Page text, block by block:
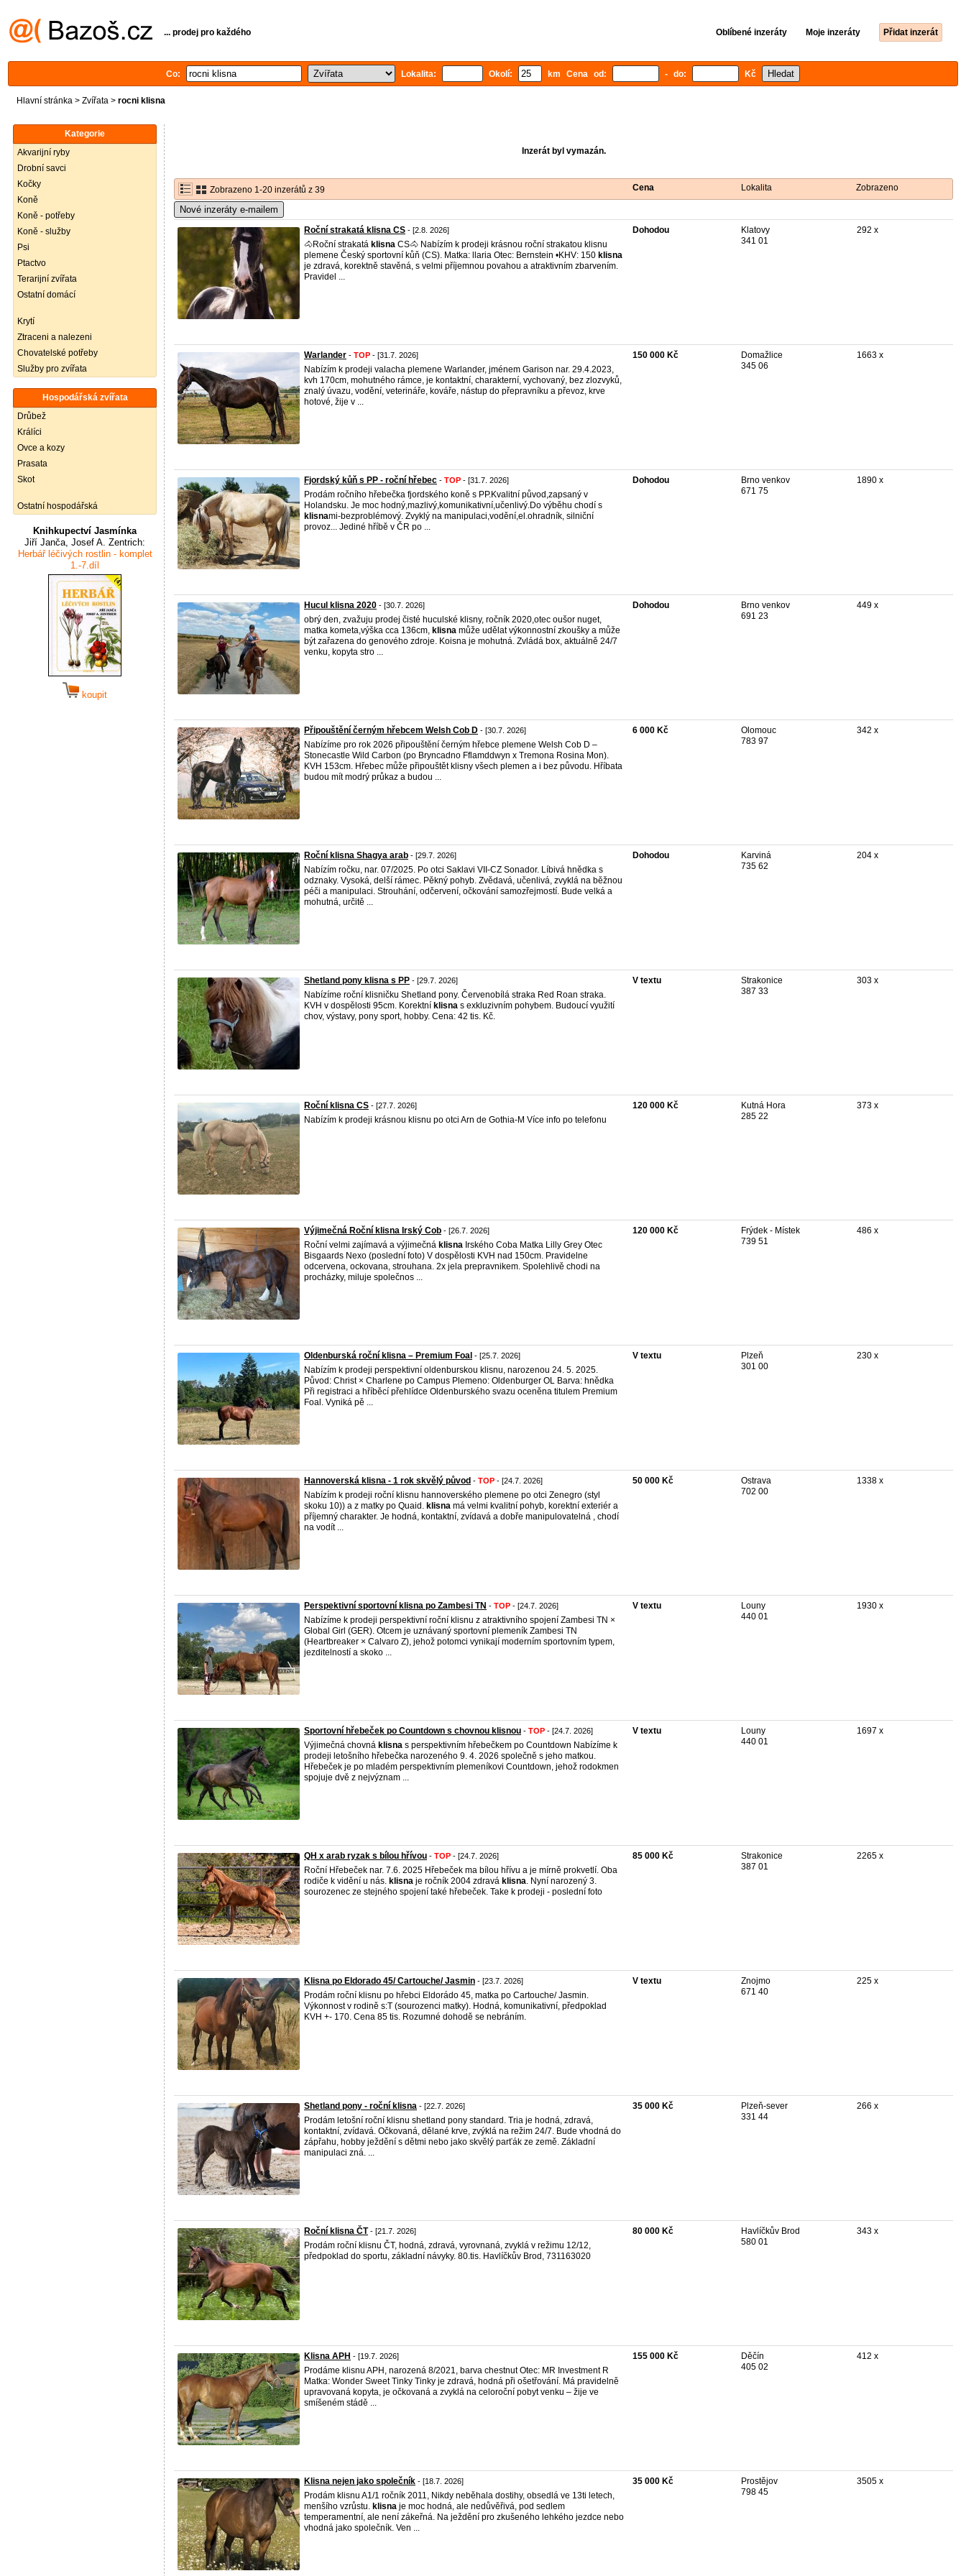
... prodej pro každého Oblíbené inzeráty Moje inzeráty Přidat inzerát
Co: Lokalita: Okolí: km Cena od: - do: Kč
Hlavní stránka > Zvířata > rocni klisna
Kategorie
Akvarijní ryby
Drobní savci
Kočky
Koně
Koně - potřeby
Koně - služby
Psi
Ptactvo
Terarijní zvířata
Ostatní domácí
Krytí
Ztraceni a nalezeni
Chovatelské potřeby
Služby pro zvířata
Hospodářská zvířata
Drůbež
Králíci
Ovce a kozy
Prasata
Skot
Ostatní hospodářská
Knihkupectví Jasmínka
Jiří Janča, Josef A. Zentrich:
Herbář léčivých rostlin - komplet
1.-7.díl
koupit
Inzerát byl vymazán.
Zobrazeno 1-20 inzerátů z 39 Cena Lokalita Zobrazeno
Nové inzeráty e-mailem
Roční strakatá klisna CS - [2.8. 2026]
🐴Roční strakatá klisna CS🐴 Nabízím k prodeji krásnou roční strakatou klisnu
plemene Český sportovní kůň (CS). Matka: llaria Otec: Bernstein •KHV: 150 klisna
je zdravá, korektně stavěná, s velmi příjemnou povahou a atraktivním zbarvením.
Pravidel ...
Dohodou
Klatovy
341 01
292 x
Warlander - TOP - [31.7. 2026]
Nabízím k prodeji valacha plemene Warlander, jménem Garison nar. 29.4.2023,
kvh 170cm, mohutného rámce, je kontaktní, charakterní, vychovaný, bez zlozvyků,
znalý úvazu, vodění, veterináře, kováře, nástup do přepravníku a převoz, krve
hotové, žije v ...
150 000 Kč
Domažlice
345 06
1663 x
Fjordský kůň s PP - roční hřebec - TOP - [31.7. 2026]
Prodám ročního hřebečka fjordského koně s PP.Kvalitní původ,zapsaný v
Holandsku. Je moc hodný,mazlivý,komunikativní,učenlivý.Do výběhu chodí s
klisnami-bezproblémový. Zvyklý na manipulaci,vodění,el.ohradník, silniční
provoz... Jediné hříbě v ČR po ...
Dohodou
Brno venkov
671 75
1890 x
Hucul klisna 2020 - [30.7. 2026]
obrý den, zvažuju prodej čisté huculské klisny, ročník 2020,otec oušor nuget,
matka kometa,výška cca 136cm, klisna může udělat výkonnostní zkoušky a může
být zařazena do genového zdroje. Koisna je mohutná. Zvládá box, aktuálně 24/7
venku, kopyta stro ...
Dohodou
Brno venkov
691 23
449 x
Připouštění černým hřebcem Welsh Cob D - [30.7. 2026]
Nabízíme pro rok 2026 připouštění černým hřebce plemene Welsh Cob D –
Stonecastle Wild Carbon (po Bryncadno Fflamddwyn x Tremona Rosina Mon).
KVH 153cm. Hřebec může připouštět klisny všech plemen a i bez původu. Hříbata
budou mít modrý průkaz a budou ...
6 000 Kč
Olomouc
783 97
342 x
Roční klisna Shagya arab - [29.7. 2026]
Nabízím ročku, nar. 07/2025. Po otci Saklavi VII-CZ Sonador. Líbivá hnědka s
odznaky. Vysoká, delší rámec. Pěkný pohyb. Zvědavá, učenlivá, zvyklá na běžnou
péči a manipulaci. Strouhání, odčervení, očkování samozřejmostí. Bude velká a
mohutná, určitě ...
Dohodou
Karviná
735 62
204 x
Shetland pony klisna s PP - [29.7. 2026]
Nabízíme roční klisničku Shetland pony. Červenobílá straka Red Roan straka.
KVH v dospělosti 95cm. Korektní klisna s exkluzivním pohybem. Budoucí využití
chov, výstavy, pony sport, hobby. Cena: 42 tis. Kč.
V textu
Strakonice
387 33
303 x
Roční klisna CS - [27.7. 2026]
Nabízím k prodeji krásnou klisnu po otci Arn de Gothia-M Více info po telefonu
120 000 Kč
Kutná Hora
285 22
373 x
Výjimečná Roční klisna Irský Cob - [26.7. 2026]
Roční velmi zajímavá a výjimečná klisna Irského Coba Matka Lilly Grey Otec
Bisgaards Nexo (poslední foto) V dospělosti KVH nad 150cm. Pravidelne
odcervena, ockovana, strouhana. 2x jela prepravnikem. Spolehlivě chodi na
procházky, miluje společnos ...
120 000 Kč
Frýdek - Místek
739 51
486 x
Oldenburská roční klisna – Premium Foal - [25.7. 2026]
Nabízím k prodeji perspektivní oldenburskou klisnu, narozenou 24. 5. 2025.
Původ: Christ × Charlene po Campus Plemeno: Oldenburger OL Barva: hnědka
Při registraci a hříběcí přehlídce Oldenburského svazu oceněna titulem Premium
Foal. Vyniká pě ...
V textu
Plzeň
301 00
230 x
Hannoverská klisna - 1 rok skvělý původ - TOP - [24.7. 2026]
Nabízím k prodeji roční klisnu hannoverského plemene po otci Zenegro (styl
skoku 10)) a z matky po Quaid. klisna má velmi kvalitní pohyb, korektní exteriér a
příjemný charakter. Je hodná, kontaktní, zvídavá a dobře manipulovatelná , chodí
na vodít ...
50 000 Kč
Ostrava
702 00
1338 x
Perspektivní sportovní klisna po Zambesi TN - TOP - [24.7. 2026]
Nabízíme k prodeji perspektivní roční klisnu z atraktivního spojení Zambesi TN ×
Global Girl (GER). Otcem je uznávaný sportovní plemeník Zambesi TN
(Heartbreaker × Calvaro Z), jehož potomci vynikají moderním sportovním typem,
jezditelností a skoko ...
V textu
Louny
440 01
1930 x
Sportovní hřebeček po Countdown s chovnou klisnou - TOP - [24.7. 2026]
Výjimečná chovná klisna s perspektivním hřebečkem po Countdown Nabízíme k
prodeji letošního hřebečka narozeného 9. 4. 2026 společně s jeho matkou.
Hřebeček je po mladém perspektivním plemeníkovi Countdown, jehož rodokmen
spojuje dvě z nejvýznam ...
V textu
Louny
440 01
1697 x
QH x arab ryzak s bílou hřívou - TOP - [24.7. 2026]
Roční Hřebeček nar. 7.6. 2025 Hřebeček ma bílou hřívu a je mírně prokvetlí. Oba
rodiče k vidění u nás. klisna je ročník 2004 zdravá klisna. Nyní narozený 3.
sourozenec ze stejného spojení také hřebeček. Take k prodeji - poslední foto
85 000 Kč
Strakonice
387 01
2265 x
Klisna po Eldorado 45/ Cartouche/ Jasmin - [23.7. 2026]
Prodám roční klisnu po hřebci Eldorádo 45, matka po Cartouche/ Jasmin.
Výkonnost v rodině s:T (sourozenci matky). Hodná, komunikativní, předpoklad
KVH +- 170. Cena 85 tis. Rozumné dohodě se nebráním.
V textu
Znojmo
671 40
225 x
Shetland pony - roční klisna - [22.7. 2026]
Prodám letošní roční klisnu shetland pony standard. Tria je hodná, zdravá,
kontaktní, zvídavá. Očkovaná, dělané krve, zvýklá na režim 24/7. Bude vhodná do
zápřahu, hobby ježdění s dětmi nebo jako skvělý parťák ze země. Základní
manipulaci zná. ...
35 000 Kč
Plzeň-sever
331 44
266 x
Roční klisna ČT- [21.7. 2026]
Prodám roční klisnu ČT, hodná, zdravá, vyrovnaná, zvyklá v režimu 12/12,
předpoklad do sportu, základní návyky. 80.tis. Havlíčkův Brod, 731163020
80 000 Kč
Havlíčkův Brod
580 01
343 x
Klisna APH - [19.7. 2026]
Prodáme klisnu APH, narozená 8/2021, barva chestnut Otec: MR Investment R
Matka: Wonder Sweet Tinky Tinky je zdravá, hodná při ošetřování. Má pravidelně
upravovaná kopyta, je očkovaná a zvyklá na celoroční pobyt venku – žije ve
smíšeném stádě ...
155 000 Kč
Děčín
405 02
412 x
Klisna nejen jako společník - [18.7. 2026]
Prodám klisnu A1/1 ročník 2011, Nikdy neběhala dostihy, obsedlá ve 13ti letech,
menšího vzrůstu. klisna je moc hodná, ale nedůvěřivá, pod sedlem
temperamentní, ale není zákeřná. Na ježdění pro zkušeného lehkého jezdce nebo
vhodná jako společník. Ven ...
35 000 Kč
Prostějov
798 45
3505 x